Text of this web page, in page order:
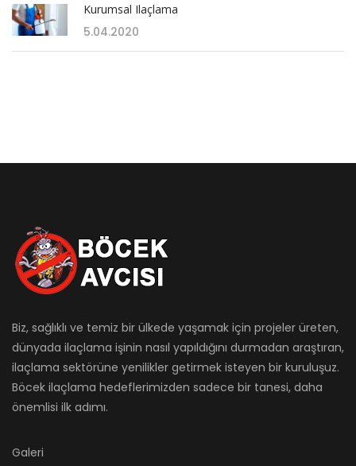
Kurumsal Ilaçlama
5.04.2020
Biz, sağlıklı ve temiz bir ülkede yaşamak için projeler üreten,
dünyada ilaçlama işinin nasıl yapıldığını durmadan araştıran,
ilaçlama sektörüne yenilikler getirmek isteyen bir kuruluşuz.
Böcek ilaçlama hedeflerimizden sadece bir tanesi, daha
önemlisi ilk adımı.
Galeri